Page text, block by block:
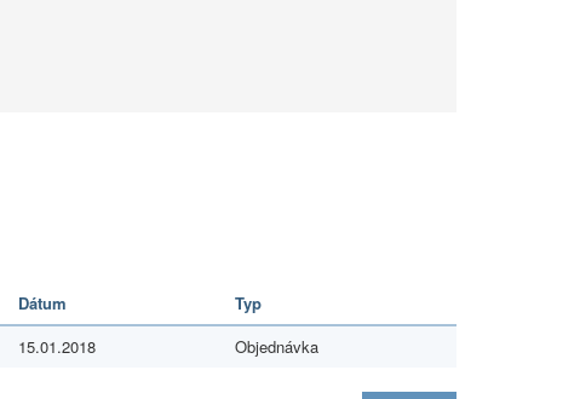
Dátum
Typ
15.01.2018 Objednávka